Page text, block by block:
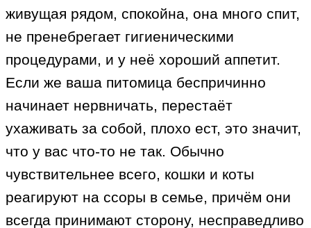
живущая рядом, спокойна, она много спит,
не пренебрегает гигиеническими
процедурами, и у неё хороший аппетит.
Если же ваша питомица беспричинно
начинает нервничать, перестаёт
ухаживать за собой, плохо ест, это значит,
что у вас что-то не так. Обычно
чувствительнее всего, кошки и коты
реагируют на ссоры в семье, причём они
всегда принимают сторону, несправедливо